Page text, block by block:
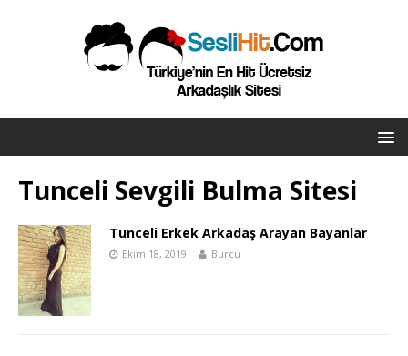
Tunceli Sevgili Bulma Sitesi
Tunceli Erkek Arkadaş Arayan Bayanlar
Ekim 18, 2019 Burcu